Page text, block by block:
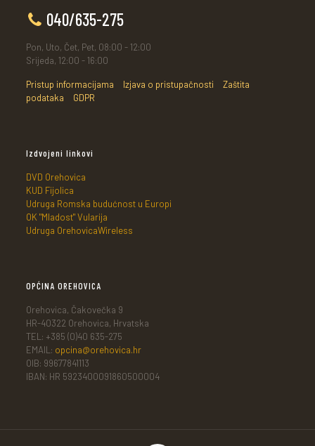
040/635-275
Pon, Uto, Čet, Pet, 08:00 - 12:00
Srijeda, 12:00 - 16:00
Pristup informacijama Izjava o pristupačnosti
Zaštita
podataka
GDPR
Izdvojeni linkovi
DVD Orehovica
KUD Fijolica
Udruga Romska budućnost u Europi
OK "Mladost" Vularija
Udruga OrehovicaWireless
OPĆINA OREHOVICA
Orehovica, Čakovečka 9
HR-40322 Orehovica, Hrvatska
TEL: +385 (0)40 635-275
EMAIL: opcina@orehovica.hr
OIB: 99677841113
IBAN: HR 5923400091860500004